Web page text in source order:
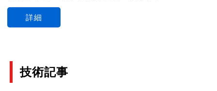
詳細
技術記事